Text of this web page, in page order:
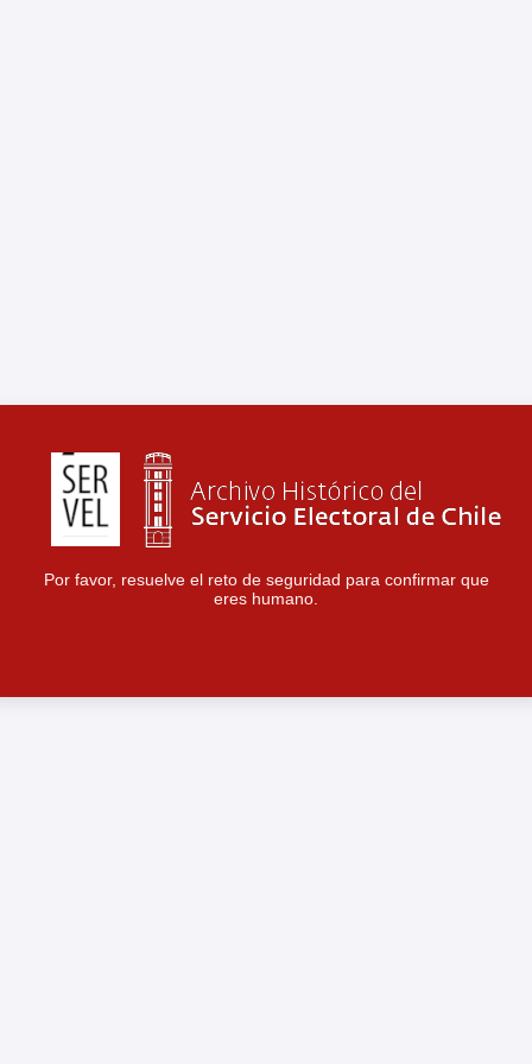
Por favor, resuelve el reto de seguridad para confirmar que
eres humano.